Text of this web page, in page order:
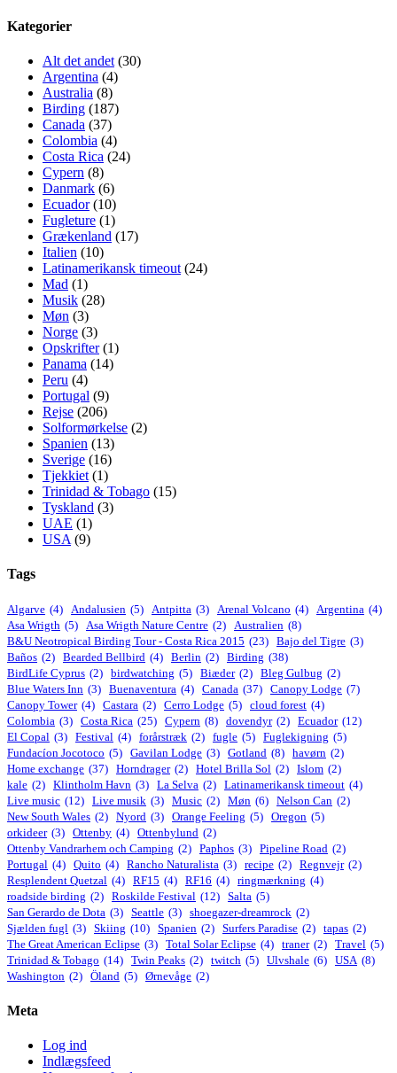
Kategorier
Alt det andet (30)
Argentina (4)
Australia (8)
Birding (187)
Canada (37)
Colombia (4)
Costa Rica (24)
Cypern (8)
Danmark (6)
Ecuador(10)
Fugleture (1)
Grækenland (17)
Italien (10)
Latinamerikansk timeout (24)
Mad (1)
Musik (28)
Møn (3)
Norge (3)
Opskrifter(1)
Panama (14)
Peru (4)
Portugal (9)
Rejse (206)
Solformørkelse (2)
Spanien (13)
Sverige (16)
Tjekkiet (1)
Trinidad & Tobago (15)
Tyskland (3)
UAE (1)
USA (9)
Tags
Algarve (4) Andalusien (5) Antpitta (3) Arenal Volcano (4) Argentina (4)
Asa Wrigth (5) Asa Wrigth Nature Centre (2) Australien (8)
B&U Neotropical Birding Tour - Costa Rica 2015 (23) Bajo del Tigre (3)
Baños (2) Bearded Bellbird (4) Berlin (2) Birding (38)
BirdLife Cyprus (2) birdwatching (5) Biæder (2) Bleg Gulbug (2)
Blue Waters Inn (3) Buenaventura (4) Canada (37) Canopy Lodge (7)
Canopy Tower (4) Castara (2) Cerro Lodge (5) cloud forest (4)
Colombia (3) Costa Rica (25) Cypern (8) dovendyr (2) Ecuador (12)
El Copal (3) Festival (4) forårstræk (2) fugle (5) Fuglekigning (5)
Fundacíon Jocotoco (5) Gavilan Lodge (3) Gotland (8) havørn (2)
Home exchange (37) Horndrager (2) Hotel Brilla Sol (2) Islom (2)
kale (2) Klintholm Havn (3) La Selva (2) Latinamerikansk timeout (4)
Live music (12) Live musik (3) Music (2) Møn (6) Nelson Can (2)
New South Wales (2) Nyord (3) Orange Feeling (5) Oregon (5)
orkideer (3) Ottenby (4) Ottenbylund (2)
Ottenby Vandrarhem och Camping (2) Paphos (3) Pipeline Road (2)
Portugal (4) Quito (4) Rancho Naturalista (3) recipe (2) Regnvejr (2)
Resplendent Quetzal (4) RF15 (4) RF16 (4) ringmærkning (4)
roadside birding (2) Roskilde Festival (12) Salta (5)
San Gerardo de Dota (3) Seattle (3) shoegazer-dreamrock (2)
Sjælden fugl (3) Skiing (10) Spanien (2) Surfers Paradise (2) tapas (2)
The Great American Eclipse (3) Total Solar Eclipse (4) traner (2) Travel (5)
Trinidad & Tobago (14) Twin Peaks (2) twitch (5) Ulvshale (6) USA (8)
Washington (2) Öland (5) Ørnevåge (2)
Meta
Log ind
Indlægsfeed